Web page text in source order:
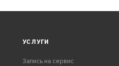
УСЛУГИ
Запись на сервис